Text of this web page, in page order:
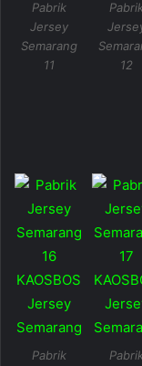
Pabrik
Jersey
Semarang
11
12
Pabrik